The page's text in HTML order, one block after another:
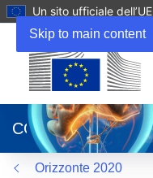
Skip to main content
Un sito ufficiale dell’UE
apre
in
una
nuova
CORDIS
Orizzonte 2020